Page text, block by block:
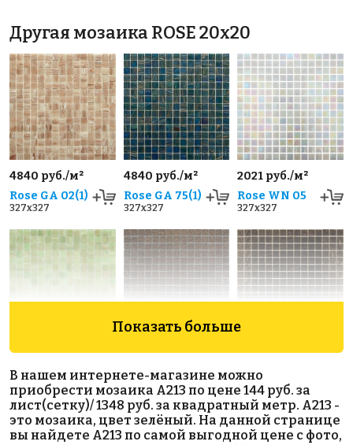
Другая мозаика ROSE 20x20
4840 руб./м²
Rose GA 02(1)
327x327
4840 руб./м²
Rose GA 75(1)
327x327
2021 руб./м²
Rose WN 05
327x327
4840 руб./м²
Rose GA 22(1)
327x327
3919 руб./м²
Golden Effect
JN11-20
327x327
3919 руб./м²
Golden Effect
GE10-20
327x327
Показать больше
В нашем интернете-магазине можно
приобрести мозаика A213 по цене 144 руб. за
лист(сетку)/ 1348 руб. за квадратный метр. A213 -
это мозаика, цвет зелёный. На данной странице
вы найдете A213 по самой выгодной цене с фото,